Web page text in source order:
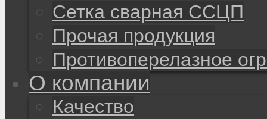
Сетка сварная ССЦП
Прочая продукция
Противоперелазное
О компании
Качество